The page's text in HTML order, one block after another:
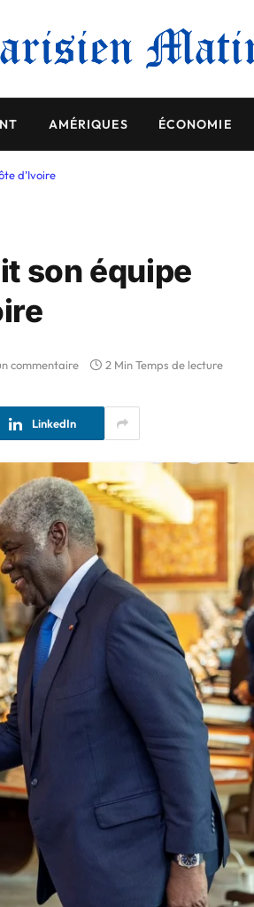
AMÉRIQUES ÉCONOMIE
d’Ivoire
son équipe
commentaire 2 Min Temps de lecture
LinkedIn